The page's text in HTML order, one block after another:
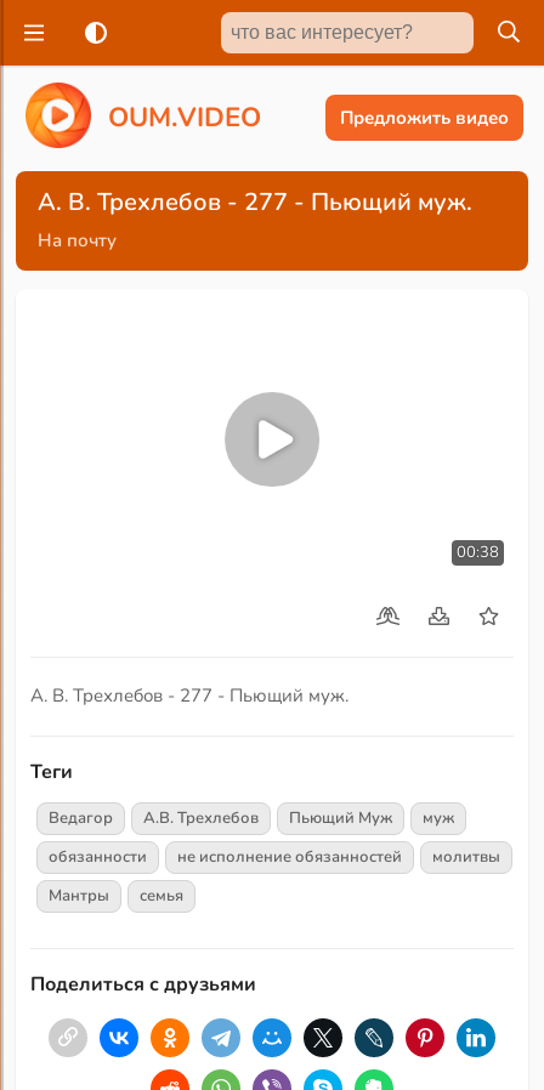
OUM.VIDEO Предложить видео
А. В. Трехлебов - 277 - Пьющий муж.
На почту
00:38
А. В. Трехлебов - 277 - Пьющий муж.
Теги
Ведагор А.В. Трехлебов Пьющий Муж
муж
обязанности
не исполнение обязанностей
молитвы
Мантры
семья
Поделиться с друзьями